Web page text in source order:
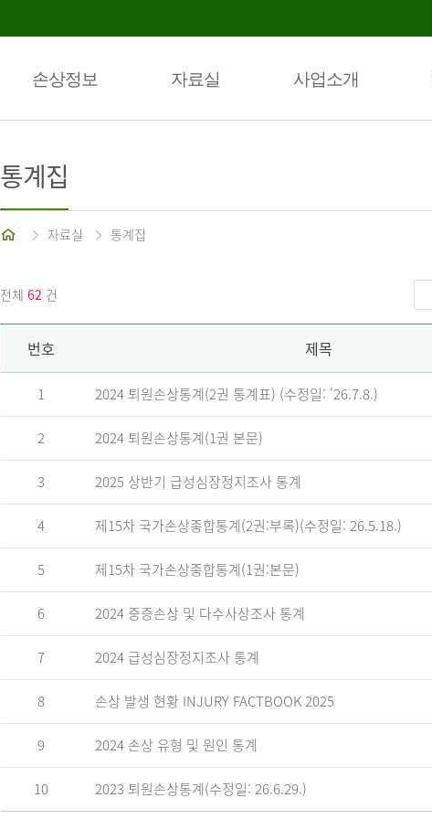
손상정보 자료실 사업소개
통계집
홈 자료실 통계집
전체 62 건
번호 제목
1 2024 퇴원손상통계(2권 통계표) (수정일: '26.7.8.)
2 2024 퇴원손상통계(1권 본문)
3 2025 상반기 급성심장정지조사 통계
4 제15차 국가손상종합통계(2권:부록)(수정일: 26.5.18.)
5 제15차 국가손상종합통계(1권:본문)
6 2024 중증손상 및 다수사상조사 통계
7 2024 급성심장정지조사 통계
8 손상 발생 현황 INJURY FACTBOOK 2025
9 2024 손상 유형 및 원인 통계
10 2023 퇴원손상통계(수정일: 26.6.29.)